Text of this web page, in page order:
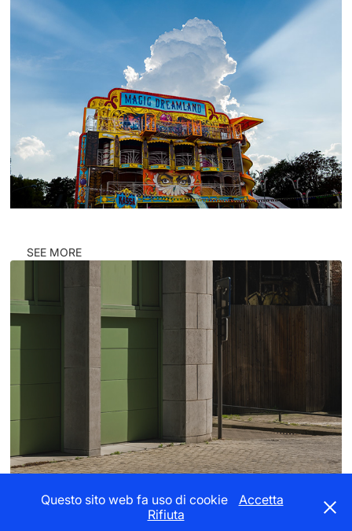
SEE MORE
CORNERS #ANTW1
EVERY MOMENT MATTERS
Questo sito web fa uso di cookie Accetta
Rifiuta